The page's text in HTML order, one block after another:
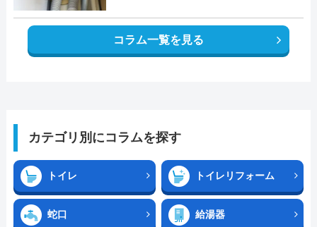
コラム一覧を見る
カテゴリ別にコラムを探す
トイレ トイレリフォーム
蛇口 給湯器